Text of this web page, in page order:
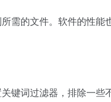
需的文件。软件的性能
键词过滤器，排除一些